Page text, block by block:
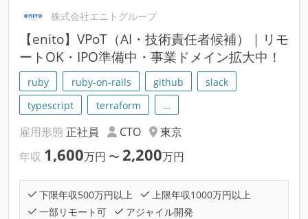
株式会社エニトグループ
【enito】VPoT（AI・技術責任者候補）｜リモ
ートOK・IPO準備中・事業ドメイン拡大中！
ruby ruby-on-rails github
slack
typescript
terraform …
雇用形態 正社員 CTO
東京
年収 1,600万円 〜 2,200万円
下限年収500万円以上
上限年収1000万円以上
一部リモート可
アジャイル開発